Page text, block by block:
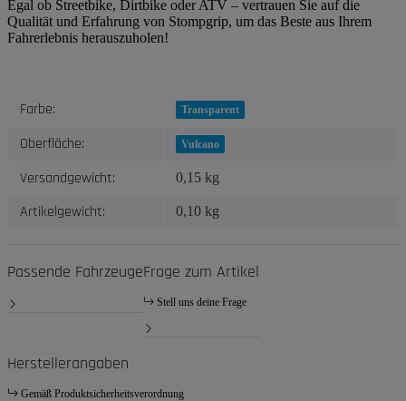
Egal ob Streetbike, Dirtbike oder ATV – vertrauen Sie auf die
Qualität und Erfahrung von Stompgrip, um das Beste aus Ihrem
Fahrerlebnis herauszuholen!
Produkteigenschaft
Wert
Farbe: Transparent
Oberfläche: Vulcano
Versandgewicht: 0,15 kg
Artikelgewicht: 0,10 kg
Passende FahrzeugeFrage zum Artikel
Stell uns deine Frage
Herstellerangaben
Gemäß Produktsicherheitsverordnung